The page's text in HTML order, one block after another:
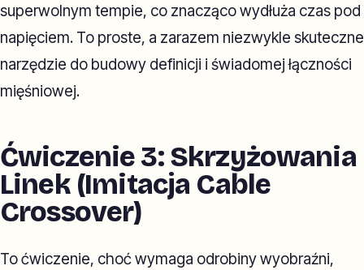
superwolnym tempie, co znacząco wydłuża czas pod
napięciem. To proste, a zarazem niezwykle skuteczne
narzędzie do budowy definicji i świadomej łączności
mięśniowej.
Ćwiczenie 3: Skrzyżowania
Linek (Imitacja Cable
Crossover)
To ćwiczenie, choć wymaga odrobiny wyobraźni,